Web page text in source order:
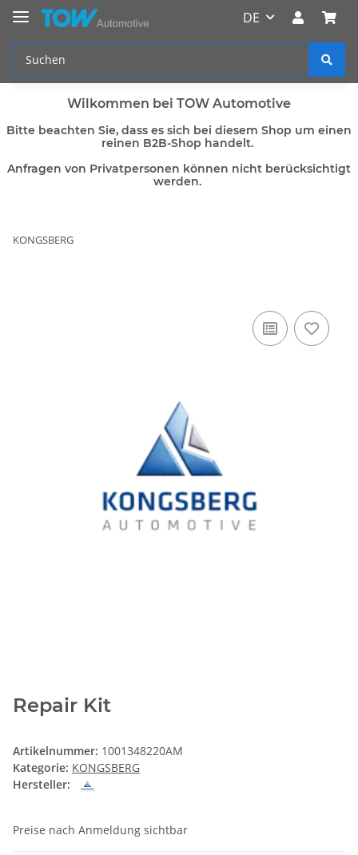
DE
Wilkommen bei TOW Automotive
Bitte beachten Sie, dass es sich bei diesem Shop um einen
reinen B2B-Shop handelt.
Anfragen von Privatpersonen können nicht berücksichtigt
werden.
KONGSBERG
Repair Kit
Artikelnummer: 1001348220AM
Kategorie: KONGSBERG
Hersteller:
Preise nach Anmeldung sichtbar